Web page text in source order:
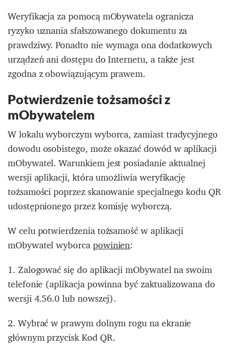
Weryfikacja za pomocą mObywatela ogranicza
ryzyko uznania sfałszowanego dokumentu za
prawdziwy. Ponadto nie wymaga ona dodatkowych
urządzeń ani dostępu do Internetu, a także jest
zgodna z obowiązującym prawem.
Potwierdzenie tożsamości z
mObywatelem
W lokalu wyborczym wyborca, zamiast tradycyjnego
dowodu osobistego, może okazać dowód w aplikacji
mObywatel. Warunkiem jest posiadanie aktualnej
wersji aplikacji, która umożliwia weryfikację
tożsamości poprzez skanowanie specjalnego kodu QR
udostępnionego przez komisję wyborczą.
W celu potwierdzenia tożsamość w aplikacji
mObywatel wyborcapowinien:
1. Zalogować się do aplikacji mObywatel na swoim
telefonie (aplikacja powinna być zaktualizowana do
wersji 4.56.0 lub nowszej).
2. Wybrać w prawym dolnym rogu na ekranie
głównym przycisk Kod QR.